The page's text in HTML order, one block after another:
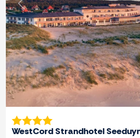
Zurück
WestCord Strandhotel